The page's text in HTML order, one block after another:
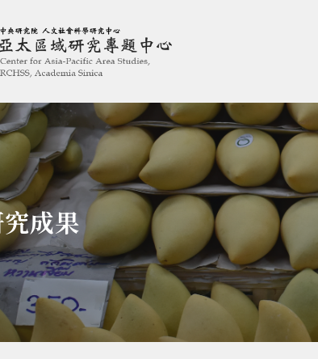
域研究專題中心
成果